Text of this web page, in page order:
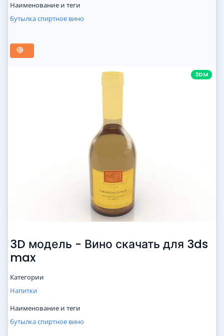
Наименование и теги
бутылкаспиртное вино
3DM
3D модель - Вино скачать для 3ds
max
Категории
Напитки
Наименование и теги
бутылкаспиртное вино